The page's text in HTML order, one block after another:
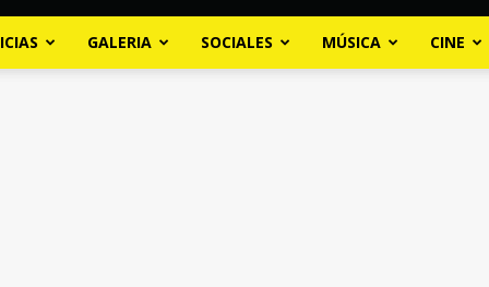
GALERIA SOCIALES MÚSICA CINE